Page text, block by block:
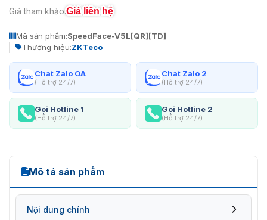
Giá tham khảo:Giá liên hệ
Mã sản phẩm:SpeedFace-V5L[QR][TD]
Thương hiệu:ZKTeco
Chat Zalo OA
(Hỗ trợ 24/7)
Chat Zalo 2
(Hỗ trợ 24/7)
Gọi Hotline 1
(Hỗ trợ 24/7)
Gọi Hotline 2
(Hỗ trợ 24/7)
Mô tả sản phẩm
Nội dung chính